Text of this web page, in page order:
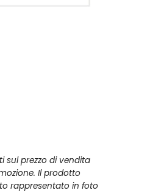
sul prezzo di vendita
Il prodotto
rappresentato in foto